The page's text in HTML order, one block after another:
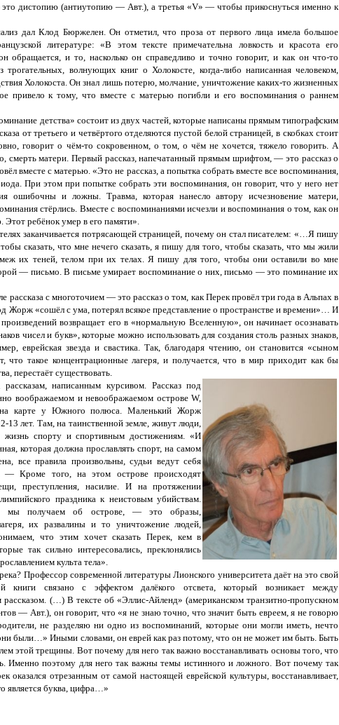
дистопию (антиутопию — Авт.), а третья «V» — чтобы прикоснуться именно к
дал Клод Бюржелен. Он отметил, что проза от первого лица имела большое
литературе: «В этом тексте примечательна ловкость и красота его
обращается, и то, насколько он справедливо и точно говорит, и как он что-то
волнующих книг о Холокосте, когда-либо написанная человеком,
Холокоста. Он знал лишь потерю, молчание, уничтожение каких-то жизненных
привело к тому, что вместе с матерью погибли и его воспоминания о раннем
детства» состоит из двух частей, которые написаны прямым типографским
от третьего и четвёртого отделяются пустой белой страницей, в скобках стоит
говорит о чём-то сокровенном, о том, о чём не хочется, тяжело говорить. А
смерть матери. Первый рассказ, напечатанный прямым шрифтом, — это рассказ о
вместе с матерью. «Это не рассказ, а попытка собрать вместе все воспоминания,
При этом при попытке собрать эти воспоминания, он говорит, что у него нет
ошибочны и ложны. Травма, которая нанесло автору исчезновение матери,
стёрлись. Вместе с воспоминаниями исчезли и воспоминания о том, как он
ребёнок умер в его памяти».
заканчивается потрясающей страницей, почему он стал писателем: «…Я пишу
сказать, что мне нечего сказать, я пишу для того, чтобы сказать, что мы жили
их теней, телом при их телах. Я пишу для того, чтобы они оставили во мне
— письмо. В письме умирает воспоминание о них, письмо — это поминание их
с многоточием — это рассказ о том, как Перек провёл три года в Альпах в
Жорж «сошёл с ума, потерял всякое представление о пространстве и времени»… И
возвращает его в «нормальную Вселенную», он начинает осознавать
чисел и букв», которые можно использовать для создания столь разных знаков,
еврейская звезда и свастика. Так, благодаря чтению, он становится «сыном
что такое концентрационные лагеря, и получается, что в мир приходит как бы
перестаёт существовать.
написанным курсивом. Рассказ под
воображаемом и невоображаемом острове W,
на карте у Южного полюса. Маленький Жорж
лет. Там, на таинственной земле, живут люди,
жизнь спорту и спортивным достижениям. «И
которая должна прославлять спорт, на самом
все правила произвольны, судьи ведут себя
— Кроме того, на этом острове происходят
преступления, насилие. И на протяжении
праздника к неистовым убийствам.
мы получаем об острове, — это образы,
их развалины и то уничтожение людей,
что этим хочет сказать Перек, кем в
так сильно интересовались, преклонялись
культа тела».
Профессор современной литературы Лионского университета даёт на это свой
связано с эффектом далёкого отсвета, который возникает между
(…) В тексте об «Эллис-Айленд» (американском транзитно-пропускном
— Авт.), он говорит, что «я не знаю точно, что значит быть евреем, я не говорю
не разделяю ни одно из воспоминаний, которые они могли иметь, нечто
были…» Иными словами, он еврей как раз потому, что он не может им быть. Быть
этой трещины. Вот почему для него так важно восстанавливать основы того, что
Именно поэтому для него так важны темы истинного и ложного. Вот почему так
оказался отрезанным от самой настоящей еврейской культуры, восстанавливает,
является буква, цифра…»